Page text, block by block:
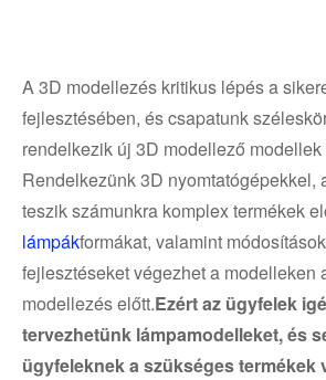
A 3D modellezés kritikus lépés a
fejlesztésében, és csapatunk
rendelkezik új 3D modellező
Rendelkezünk 3D nyomtatógépekkel,
teszik számunkra komplex termékek
lámpákformákat, valamint
fejlesztéseket végezhet a modelleken
modellezés előtt.Ezért az ügyfelek
tervezhetünk lámpamodelleket, és
ügyfeleknek a szükséges termékek